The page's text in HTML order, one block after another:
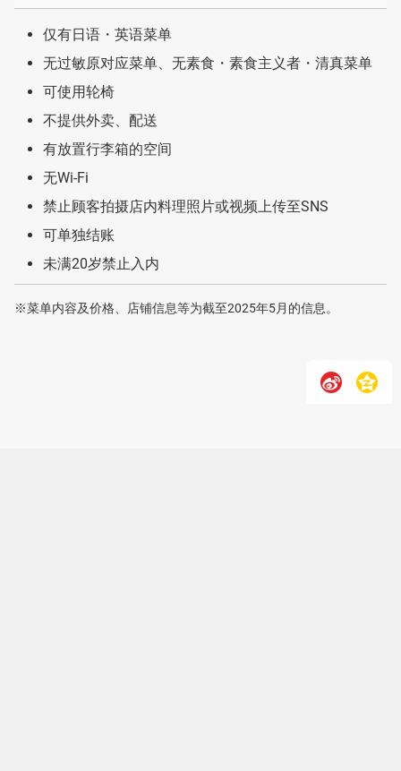
仅有日语・英语菜单
无过敏原对应菜单、无素食・素食主义者・清真菜单
可使用轮椅
不提供外卖、配送
有放置行李箱的空间
无Wi-Fi
禁止顾客拍摄店内料理照片或视频上传至SNS
可单独结账
未满20岁禁止入内
※菜单内容及价格、店铺信息等为截至2025年5月的信息。